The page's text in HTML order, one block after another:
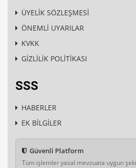
ÜYELİK SÖZLEŞMESİ
ÖNEMLİ UYARILAR
KVKK
GİZLİLİK POLİTİKASI
SSS
HABERLER
EK BİLGİLER
Güvenli Platform
Tüm işlemler yasal mevzuata uygun